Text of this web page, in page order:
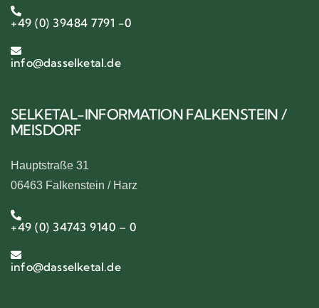
+49 (0) 39484 7791 -0
info@dasselketal.de
SELKETAL-INFORMATION FALKENSTEIN /
MEISDORF
Hauptstraße 31
06463 Falkenstein / Harz
+49 (0) 34743 9140 – 0
info@dasselketal.de